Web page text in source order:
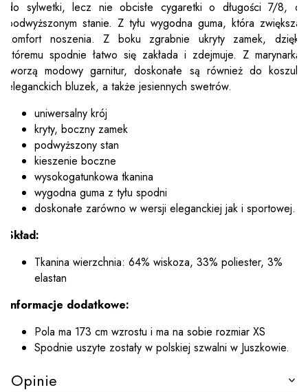
do sylwetki, lecz nie obcisłe cygaretki o długości 7/8, o
podwyższonym stanie. Z tyłu wygodna guma, która zwiększa
komfort noszenia. Z boku zgrabnie ukryty zamek, dzięki
któremu spodnie łatwo się zakłada i zdejmuje. Z marynarką
tworzą modowy garnitur, doskonałe są również do koszul,
eleganckich bluzek, a także jesiennych swetrów.
uniwersalny krój
kryty, boczny zamek
podwyższony stan
kieszenie boczne
wysokogatunkowa tkanina
wygodna guma z tyłu spodni
doskonałe zarówno w wersji eleganckiej jak i sportowej.
Skład:
Tkanina wierzchnia: 64% wiskoza, 33% poliester, 3%
elastan
Informacje dodatkowe:
Pola ma 173 cm wzrostu i ma na sobie rozmiar XS
Spodnie uszyte zostały w polskiej szwalni w Juszkowie.
Opinie